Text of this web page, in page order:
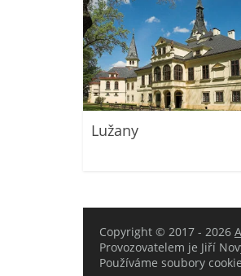
Lužany
Copyright © 2017 - 2026
Provozovatelem je Jiří
Používáme soubory